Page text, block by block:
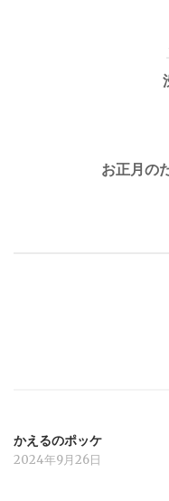
お正月の
かえるのポッケ
2024年9月26日